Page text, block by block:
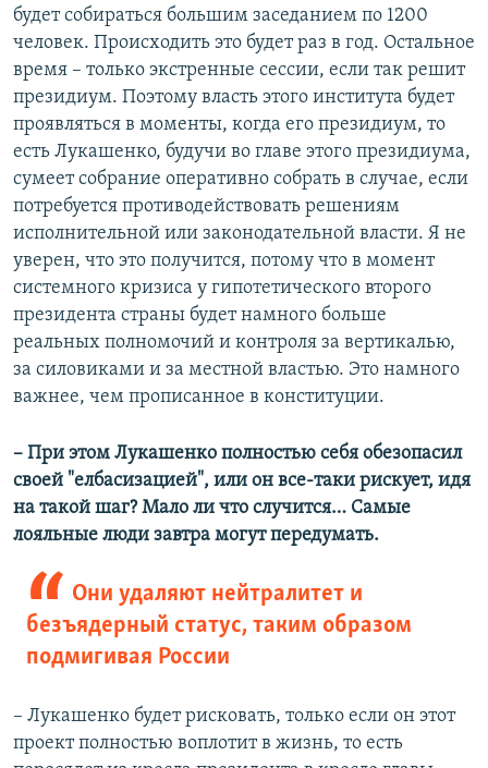
будет собираться большим заседанием по 1200
человек. Происходить это будет раз в год. Остальное
время – только экстренные сессии, если так решит
президиум. Поэтому власть этого института будет
проявляться в моменты, когда его президиум, то
есть Лукашенко, будучи во главе этого президиума,
сумеет собрание оперативно собрать в случае, если
потребуется противодействовать решениям
исполнительной или законодательной власти. Я не
уверен, что это получится, потому что в момент
системного кризиса у гипотетического второго
президента страны будет намного больше
реальных полномочий и контроля за вертикалью,
за силовиками и за местной властью. Это намного
важнее, чем прописанное в конституции.
– При этом Лукашенко полностью себя обезопасил
своей "елбасизацией", или он все-таки рискует, идя
на такой шаг? Мало ли что случится… Самые
лояльные люди завтра могут передумать.
Они удаляют нейтралитет и
безъядерный статус, таким образом
подмигивая России
– Лукашенко будет рисковать, только если он этот
проект полностью воплотит в жизнь, то есть